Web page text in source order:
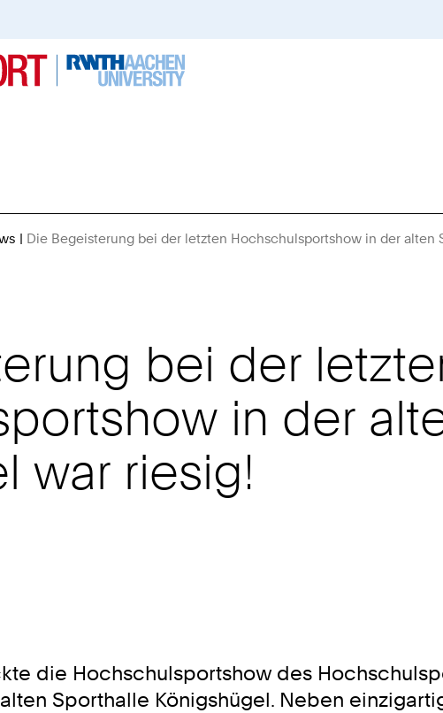
Die Begeisterung bei der letzten Hochschulsportshow in der alten
bei der
in der
war riesig!
die Hochschulsportshow des
Sporthalle Königshügel. Neben